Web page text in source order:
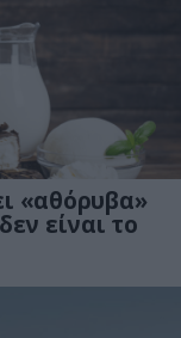
«αθόρυβα»
είναι το